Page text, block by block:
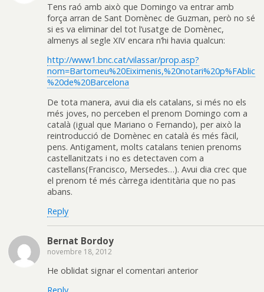
Tens raó amb això que Domingo va entrar amb
força arran de Sant Domènec de Guzman, però no sé
si es va eliminar del tot l’usatge de Domènec,
almenys al segle XIV encara n’hi havia qualcun:
http://www1.bnc.cat/vilassar/prop.asp?
nom=Bartomeu%20Eiximenis,%20notari%20p%FAblic
%20de%20Barcelona
De tota manera, avui dia els catalans, si més no els
més joves, no perceben el prenom Domingo com a
català (igual que Mariano o Fernando), per això la
reintroducció de Domènec en català és més fàcil,
pens. Antigament, molts catalans tenien prenoms
castellanitzats i no es detectaven com a
castellans(Francisco, Mersedes…). Avui dia crec que
el prenom té més càrrega identitària que no pas
abans.
Reply
Bernat Bordoy
novembre 18, 2012
He oblidat signar el comentari anterior